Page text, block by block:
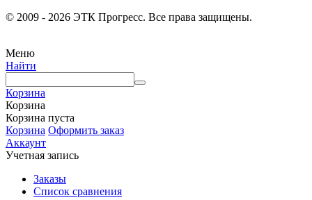
© 2009 - 2026 ЭТК Прогресс. Все права защищены.
Меню
Найти
Корзина
Корзина
Корзина пуста
Корзина Оформить заказ
Аккаунт
Учетная запись
Заказы
Список сравнения